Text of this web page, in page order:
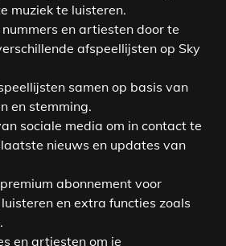
muziek te luisteren.
en artiesten door te
afspeellijsten op Sky
samen op basis van
en stemming.
sociale media om in contact te
nieuws en updates van
abonnement voor
en extra functies zoals
en artiesten om je